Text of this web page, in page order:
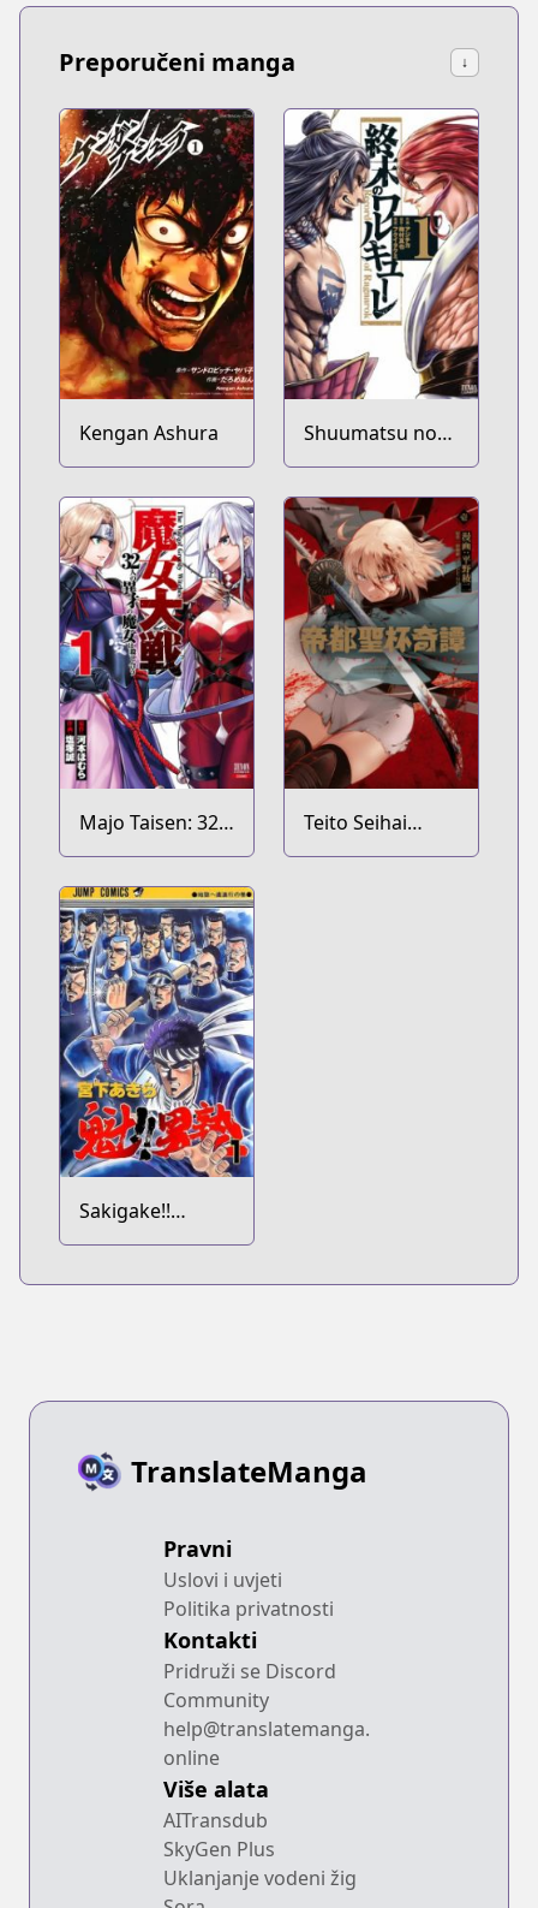
Preporučeni manga ↓
Kengan Ashura
Shuumatsu no
Walküre
Majo Taisen: 32-
nin no Isai no
Majo wa
Koroshiau
Teito Seihai
Kitan: Fate/type
Sakigake!!
Otokojuku
TranslateManga
Pravni
Uslovi i uvjeti
Politika privatnosti
Kontakti
Pridruži se Discord
Community
help@translatemanga.
online
Više alata
AITransdub
SkyGen Plus
Uklanjanje vodeni žig